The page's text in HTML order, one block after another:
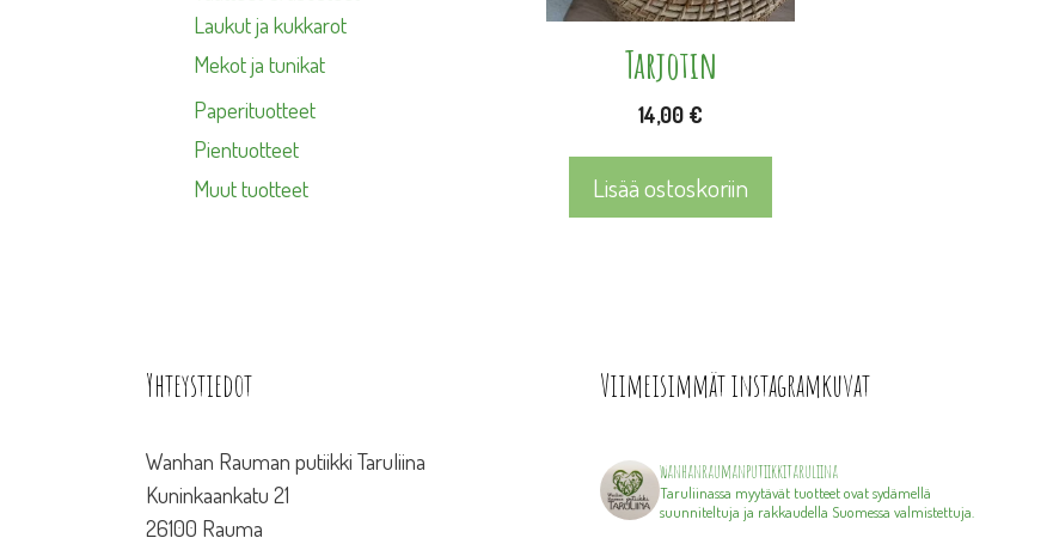
Tarjotin
14,00 €
Lisää ostoskoriin
Laukut ja kukkarot
Mekot ja tunikat
Paperituotteet
Pientuotteet
Muut tuotteet
Yhteystiedot
Wanhan Rauman putiikki Taruliina
Kuninkaankatu 21
26100 Rauma
Viimeisimmät instagramkuvat
wanhanraumanputiikkitaruliina
Taruliinassa myytävät tuotteet ovat sydämellä
suunniteltuja ja rakkaudella Suomessa valmistettuja.